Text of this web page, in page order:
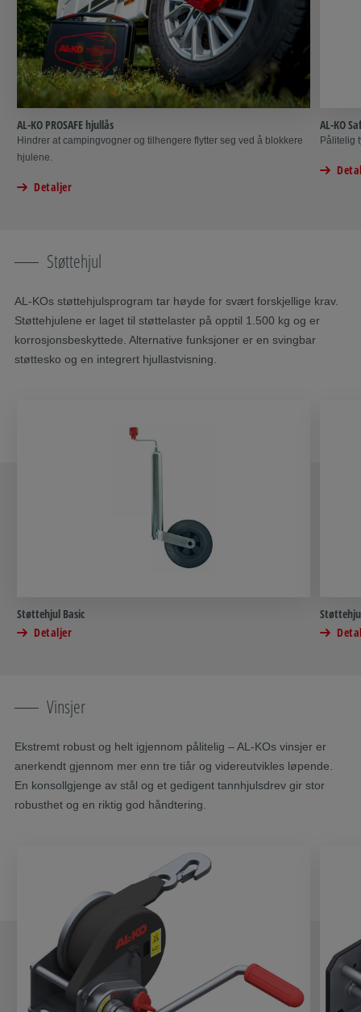
AL-KO PROSAFE hjullås
Hindrer at campingvogner og tilhengere flytter seg ved å blokkere
hjulene.
Detaljer
AL-KO
Pålitelig
Støttehjul
AL-KOs støttehjulsprogram tar høyde for svært forskjellige krav.
Støttehjulene er laget til støttelaster på opptil 1.500 kg og er
korrosjonsbeskyttede. Alternative funksjoner er en svingbar
støttesko og en integrert hjullastvisning.
Støttehjul Basic
Detaljer
Vinsjer
Ekstremt robust og helt igjennom pålitelig – AL-KOs vinsjer er
anerkendt gjennom mer enn tre tiår og videreutvikles løpende.
En konsollgjenge av stål og et gedigent tannhjulsdrev gir stor
robusthet og en riktig god håndtering.